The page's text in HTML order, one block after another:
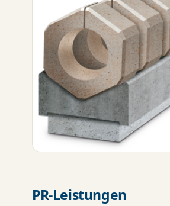
PR-Leistungen